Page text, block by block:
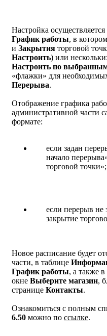
Настройка
График работы, в
и Закрытия торговой
Настроить) или
Настроить по
«флажки» для
Перерыва.
Отображение графика
административной части
формате:
если задан
начало
торговой точки»;
если перерыв не
закрытие
Новое расписание будет
части, в таблице
График работы, а также
окне Выберите магазин,
странице Контакты.
Ознакомиться с полным
6.50 можно по ссылке.